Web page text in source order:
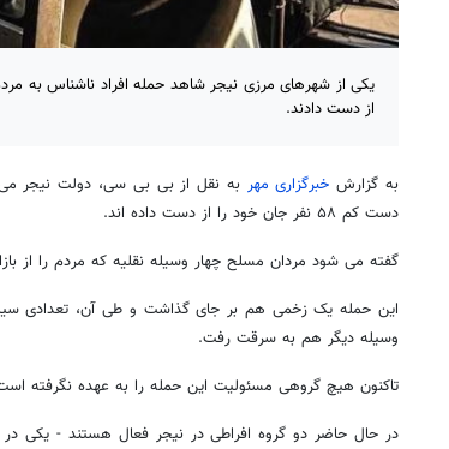
از دست دادند.
به گزارش خبرگزاری مهر به نقل از بی بی سی، دولت نیجر می
دست کم ۵۸ نفر جان خود را از دست داده اند.
گفته می شود مردان مسلح چهار وسیله نقلیه که مردم را از
این حمله یک زخمی هم بر جای گذاشت و طی آن، تعدادی
وسیله دیگر هم به سرقت رفت.
تاکنون هیچ گروهی مسئولیت این حمله را به عهده نگرفته
در حال حاضر دو گروه افراطی در نیجر فعال هستند - یکی